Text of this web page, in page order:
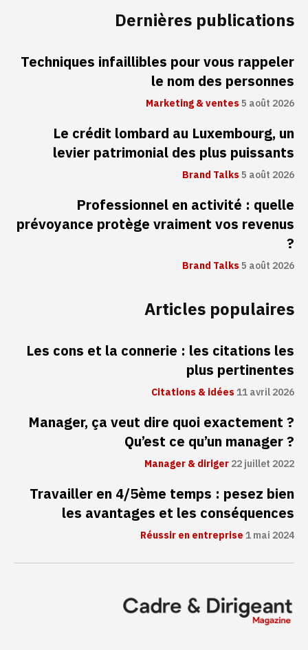
Dernières publications
Techniques infaillibles pour vous rappeler
le nom des personnes
Marketing & ventes5 août 2026
Le crédit lombard au Luxembourg, un
levier patrimonial des plus puissants
Brand Talks5 août 2026
Professionnel en activité : quelle
prévoyance protège vraiment vos revenus
?
Brand Talks5 août 2026
Articles populaires
Les cons et la connerie : les citations les
plus pertinentes
Citations & idées11 avril 2026
Manager, ça veut dire quoi exactement ?
Qu’est ce qu’un manager ?
Manager & diriger22 juillet 2022
Travailler en 4/5ème temps : pesez bien
les avantages et les conséquences
Réussir en entreprise1 mai 2024